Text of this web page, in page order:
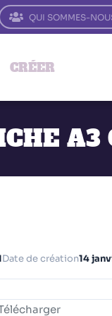
QUI SOMMES-
CRÉER
A3
Date de création14